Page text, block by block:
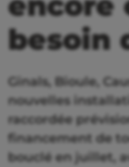
besoin
Ginals, Bioule,
nouvelles
raccordée
financement de
bouclé en juillet,